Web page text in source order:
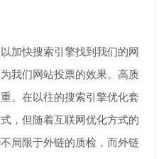
加快搜索引擎找到我们的网
我们网站投票的效果。高质
。在以往的搜索引擎优化套
，但随着互联网优化方式的
局限于外链的质检，而外链